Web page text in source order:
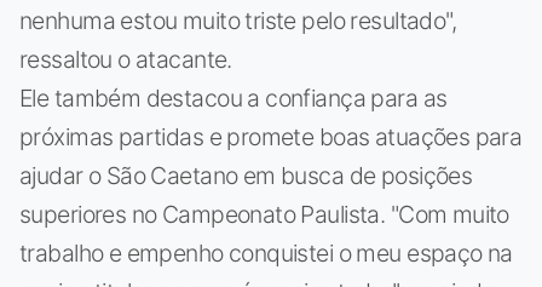
nenhuma estou muito triste pelo resultado",
ressaltou o atacante.
Ele também destacou a confiança para as
próximas partidas e promete boas atuações para
ajudar o São Caetano em busca de posições
superiores no Campeonato Paulista. "Com muito
trabalho e empenho conquistei o meu espaço na